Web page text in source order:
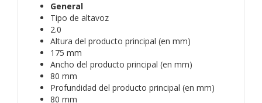
General
Tipo de altavoz
2.0
Altura del producto principal (en mm)
175 mm
Ancho del producto principal (en mm)
80 mm
Profundidad del producto principal (en mm)
80 mm